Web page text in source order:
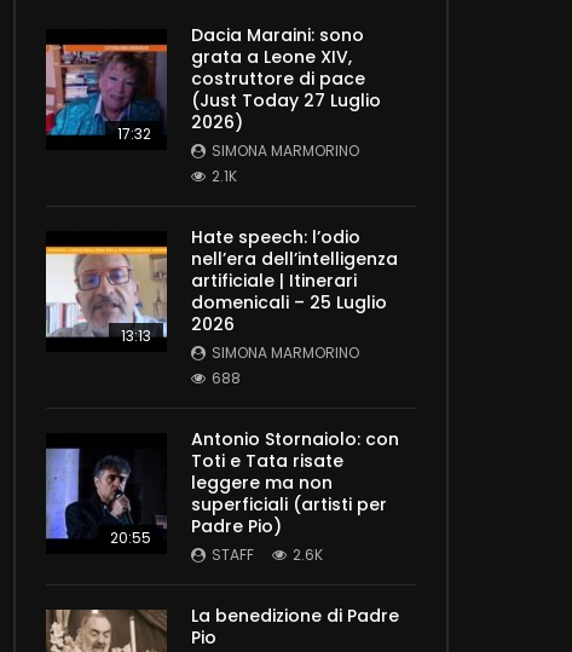
17:32
Dacia Maraini: sono
grata a Leone XIV,
costruttore di pace
(Just Today 27 Luglio
2026)
SIMONA MARMORINO
2.1K
13:13
Hate speech: l’odio
nell’era dell’intelligenza
artificiale | Itinerari
domenicali – 25 Luglio
2026
SIMONA MARMORINO
688
20:55
Antonio Stornaiolo: con
Toti e Tata risate
leggere ma non
superficiali (artisti per
Padre Pio)
STAFF 2.6K
La benedizione di Padre
Pio